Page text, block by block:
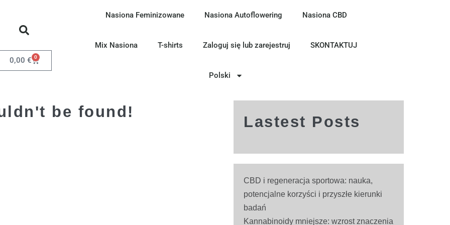
0,00 € 0
Nasiona Feminizowane Nasiona Autoflowering Nasiona CBD
Mix Nasiona T-shirts Zaloguj się lub zarejestruj SKONTAKTUJ
Polski
be found!
Lastest Posts
CBD i regeneracja sportowa: nauka,
potencjalne korzyści i przyszłe kierunki
badań
Kannabinoidy mniejsze: wzrost znaczenia